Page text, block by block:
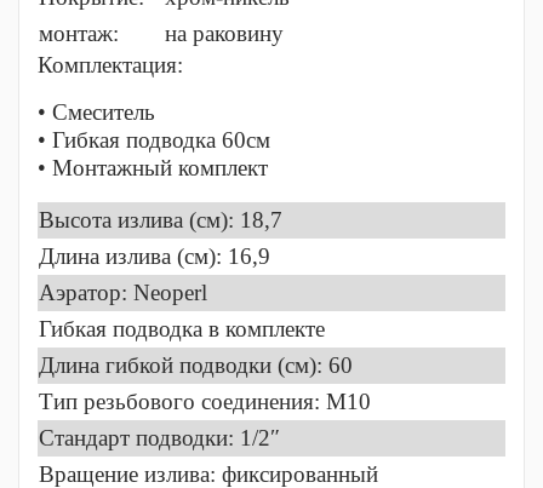
монтаж:
на раковину
Комплектация:
• Смеситель
• Гибкая подводка 60см
• Монтажный комплект
Высота излива (см): 18,7
Длина излива (см): 16,9
Аэратор: Neoperl
Гибкая подводка в комплекте
Длина гибкой подводки (см): 60
Тип резьбового соединения: M10
Стандарт подводки: 1/2″
Вращение излива: фиксированный